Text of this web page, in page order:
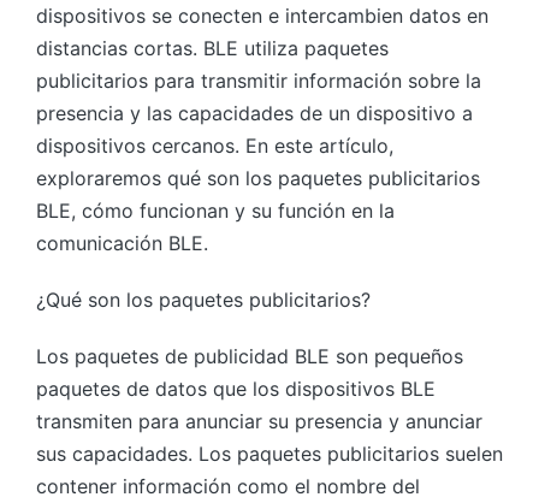
dispositivos se conecten e intercambien datos en
distancias cortas. BLE utiliza paquetes
publicitarios para transmitir información sobre la
presencia y las capacidades de un dispositivo a
dispositivos cercanos. En este artículo,
exploraremos qué son los paquetes publicitarios
BLE, cómo funcionan y su función en la
comunicación BLE.
¿Qué son los paquetes publicitarios?
Los paquetes de publicidad BLE son pequeños
paquetes de datos que los dispositivos BLE
transmiten para anunciar su presencia y anunciar
sus capacidades. Los paquetes publicitarios suelen
contener información como el nombre del